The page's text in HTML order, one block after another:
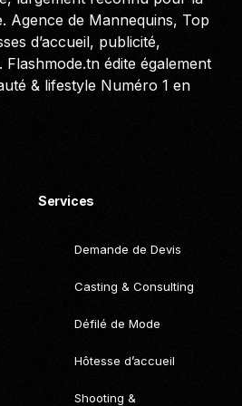
Agence de Mannequins, Top
d’accueil, publicité,
édite également
& lifestyle Numéro 1 en
Services
Demande de Devis
Casting & Consulting
Défilé de Mode
Hôtesse d’accueil
Shooting &